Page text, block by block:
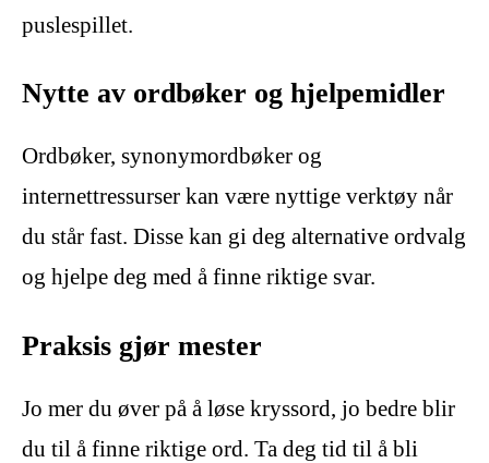
puslespillet.
Nytte av ordbøker og hjelpemidler
Ordbøker, synonymordbøker og
internettressurser kan være nyttige verktøy når
du står fast. Disse kan gi deg alternative ordvalg
og hjelpe deg med å finne riktige svar.
Praksis gjør mester
Jo mer du øver på å løse kryssord, jo bedre blir
du til å finne riktige ord. Ta deg tid til å bli